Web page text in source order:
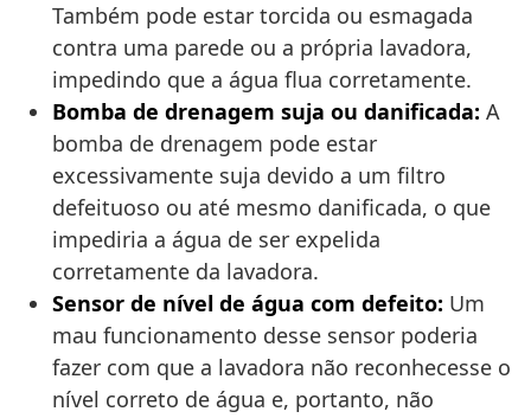
Também pode estar torcida ou esmagada
contra uma parede ou a própria lavadora,
impedindo que a água flua corretamente.
Bomba de drenagem suja ou danificada: A
bomba de drenagem pode estar
excessivamente suja devido a um filtro
defeituoso ou até mesmo danificada, o que
impediria a água de ser expelida
corretamente da lavadora.
Sensor de nível de água com defeito: Um
mau funcionamento desse sensor poderia
fazer com que a lavadora não reconhecesse o
nível correto de água e, portanto, não